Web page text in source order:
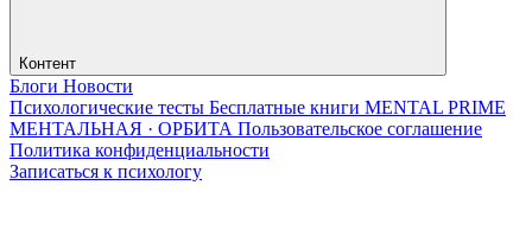
Контент
Блоги Новости
Психологические тесты Бесплатные книги MENTAL PRIME
МЕНТАЛЬНАЯ · ОРБИТА Пользовательское соглашение
Политика конфиденциальности
Записаться к психологу